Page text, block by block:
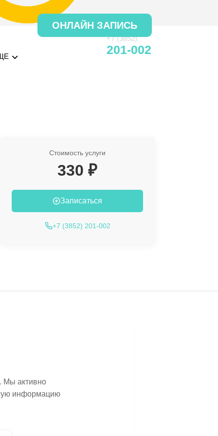
+7 (3852)
201-002
ОНЛАЙН ЗАПИСЬ
Стоимость услуги
330 ₽
Записаться
+7 (3852) 201-002
Мы активно
информацию